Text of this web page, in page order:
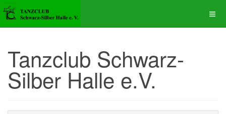
Tanzclub Schwarz-
Silber Halle e.V.